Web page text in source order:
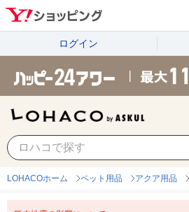
ログイン
LOHACOホーム ペット用品 アクア用品